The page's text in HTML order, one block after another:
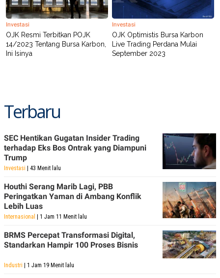
Investasi
OJK Resmi Terbitkan POJK
14/2023 Tentang Bursa Karbon,
Ini Isinya
Investasi
OJK Optimistis Bursa Karbon
Live Trading Perdana Mulai
September 2023
Terbaru
SEC Hentikan Gugatan Insider Trading
terhadap Eks Bos Ontrak yang Diampuni
Trump
Investasi | 43 Menit lalu
Houthi Serang Marib Lagi, PBB
Peringatkan Yaman di Ambang Konflik
Lebih Luas
Internasional | 1 Jam 11 Menit lalu
BRMS Percepat Transformasi Digital,
Standarkan Hampir 100 Proses Bisnis
Industri | 1 Jam 19 Menit lalu